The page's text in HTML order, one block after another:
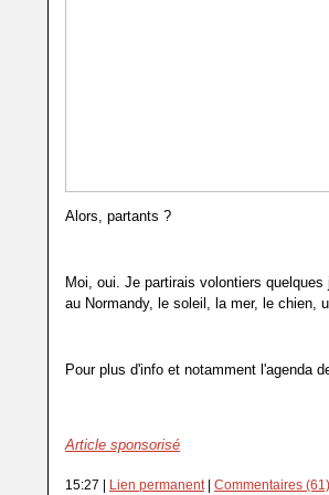
Alors, partants ?
Moi, oui. Je partirais volontiers
au Normandy, le soleil, la mer, le chien,
Pour plus d'info et notamment l'agenda
Article sponsorisé
15:27 | Lien permanent| Commentaires (61)